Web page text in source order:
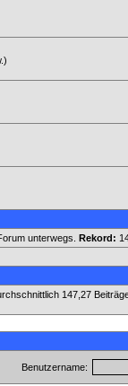
unterwegs. Rekord:
147,27
Benutzername: